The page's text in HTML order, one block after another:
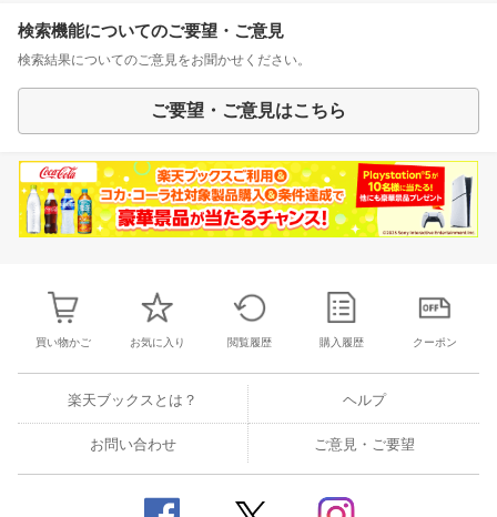
検索機能についてのご要望・ご意見
検索結果についてのご意見をお聞かせください。
ご要望・ご意見はこちら
買い物かご お気に入り 閲覧履歴 購入履歴 クーポン
楽天ブックスとは？ ヘルプ
お問い合わせ ご意見・ご要望